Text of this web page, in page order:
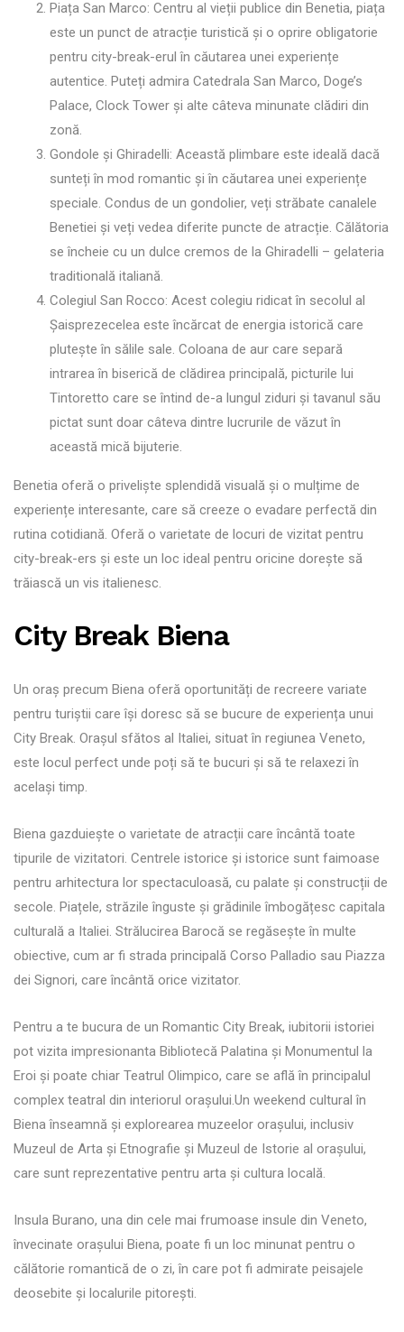
Piața San Marco: Centru al vieții publice din Benetia, piața
este un punct de atracție turistică și o oprire obligatorie
pentru city-break-erul în căutarea unei experiențe
autentice. Puteți admira Catedrala San Marco, Doge’s
Palace, Clock Tower și alte câteva minunate clădiri din
zonă.
Gondole și Ghiradelli: Această plimbare este ideală dacă
sunteți în mod romantic și în căutarea unei experiențe
speciale. Condus de un gondolier, veți străbate canalele
Benetiei și veți vedea diferite puncte de atracție. Călătoria
se încheie cu un dulce cremos de la Ghiradelli – gelateria
traditională italiană.
Colegiul San Rocco: Acest colegiu ridicat în secolul al
Șaisprezecelea este încărcat de energia istorică care
plutește în sălile sale. Coloana de aur care separă
intrarea în biserică de clădirea principală, picturile lui
Tintoretto care se întind de-a lungul ziduri și tavanul său
pictat sunt doar câteva dintre lucrurile de văzut în
această mică bijuterie.
Benetia oferă o priveliște splendidă visuală și o mulțime de
experiențe interesante, care să creeze o evadare perfectă din
rutina cotidiană. Oferă o varietate de locuri de vizitat pentru
city-break-ers și este un loc ideal pentru oricine dorește să
trăiască un vis italienesc.
City Break Biena
Un oraș precum Biena oferă oportunități de recreere variate
pentru turiștii care își doresc să se bucure de experiența unui
City Break. Orașul sfătos al Italiei, situat în regiunea Veneto,
este locul perfect unde poți să te bucuri și să te relaxezi în
același timp.
Biena gazduiește o varietate de atracții care încântă toate
tipurile de vizitatori. Centrele istorice și istorice sunt faimoase
pentru arhitectura lor spectaculoasă, cu palate și construcții de
secole. Piațele, străzile înguste și grădinile îmbogățesc capitala
culturală a Italiei. Strălucirea Barocă se regăsește în multe
obiective, cum ar fi strada principală Corso Palladio sau Piazza
dei Signori, care încântă orice vizitator.
Pentru a te bucura de un Romantic City Break, iubitorii istoriei
pot vizita impresionanta Bibliotecă Palatina și Monumentul la
Eroi și poate chiar Teatrul Olimpico, care se află în principalul
complex teatral din interiorul orașului.Un weekend cultural în
Biena înseamnă și explorearea muzeelor orașului, inclusiv
Muzeul de Arta și Etnografie și Muzeul de Istorie al orașului,
care sunt reprezentative pentru arta și cultura locală.
Insula Burano, una din cele mai frumoase insule din Veneto,
învecinate orașului Biena, poate fi un loc minunat pentru o
călătorie romantică de o zi, în care pot fi admirate peisajele
deosebite și localurile pitorești.